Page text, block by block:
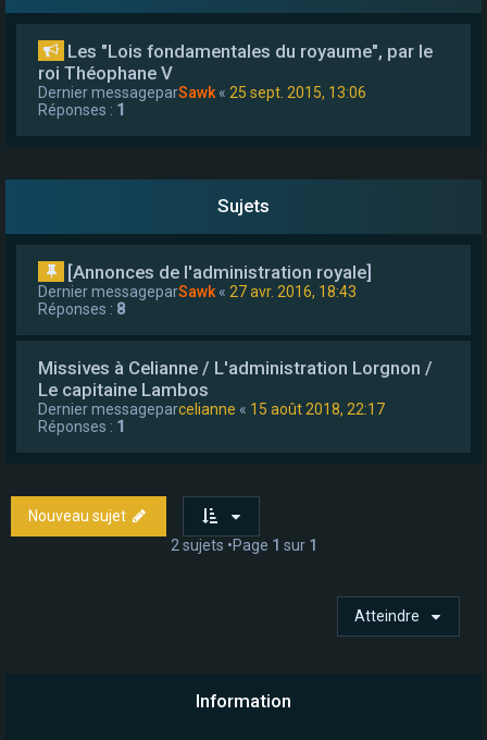
Les "Lois fondamentales du royaume", par le
roi Théophane V
Dernier messageparSawk « 25 sept. 2015, 13:06
Réponses : 1
Sujets
[Annonces de l'administration royale]
Dernier messageparSawk « 27 avr. 2016, 18:43
Réponses : 8
Missives à Celianne / L'administration Lorgnon /
Le capitaine Lambos
Dernier messageparcelianne « 15 août 2018, 22:17
Réponses : 1
Nouveau sujet
2 sujets •Page 1 sur 1
Atteindre
Information